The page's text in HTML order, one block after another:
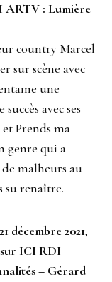
ARTV : Lumière
country Marcel
sur scène avec
une
avec ses
Prends ma
genre qui a
de malheurs au
su renaître.
décembre 2021,
sur ICI RDI
– Gérard